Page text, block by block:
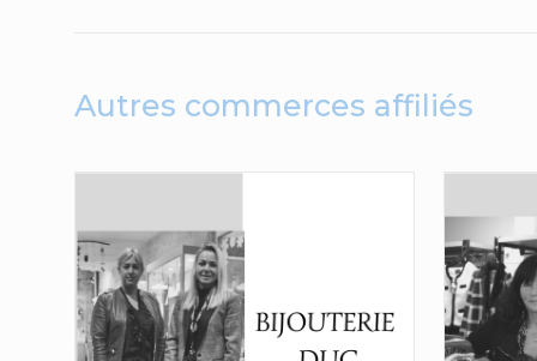
Autres commerces affiliés